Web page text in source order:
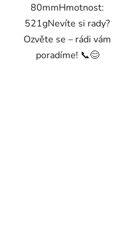
80mmHmotnost:
521gNevíte si rady?
Ozvěte se – rádi vám
poradíme! 📞😊